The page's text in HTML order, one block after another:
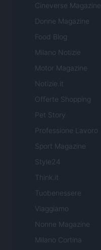
Cineverse Magazine
Donne Magazine
Food Blog
Milano Notizie
Motor Magazine
Notizie.it
Offerte Shopping
Pet Story
Professione Lavoro
Sport Magazine
Style24
Think.it
Tuobenessere
Viaggiamo
Nonne Magazine
Milano Cortina